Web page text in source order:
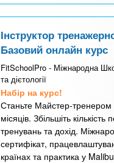
Інструктор
Базовий онлайн курс
FitSchoolPro - Міжнародна
та дієтології
Набір на курс!
Станьте Майстер-тренером
місяців. Збільшіть
тренувань та дохід.
сертифікат,
країнах та практика у